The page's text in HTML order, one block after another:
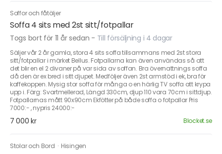
Soffor och fåtöljer
Soffa 4 sits med 2st sitt/fotpallar
Togs bort för 11 år sedan - Till försäljning i 4 dagar
Säljer vår 2 år gamla, stora 4 sits soffa tillsammans med 2st stora
sitt/fotpallar i märket Bellus. Fotpallarna kan även användas så att
det blir en el 2 divaner på var sida av soffan. Bra övernattnings soffa
då den är ex bred i sitt djupet. Medföljer även 2st armstöd i ek, bra för
kaffekoppen. Mysig stor soffa för många o en härlig TV soffa att krypa
upp i. Färg: Svartmellerad, Längd 330cm, djup 110 vara 70cm i sittdjup.
Fotpallarnas mått 90x90cm Ekfötter på både soffa o fotpallar Pris
7000:- , nypris 24000:-
7 000 kr Blocket.se
Stolar och Bord · Hisingen